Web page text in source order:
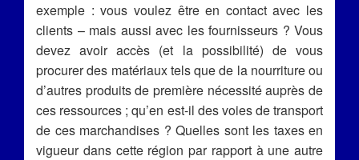
exemple : vous voulez être en contact avec les
clients – mais aussi avec les fournisseurs ? Vous
devez avoir accès (et la possibilité) de vous
procurer des matériaux tels que de la nourriture ou
d’autres produits de première nécessité auprès de
ces ressources ; qu’en est-il des voies de transport
de ces marchandises ? Quelles sont les taxes en
vigueur dans cette région par rapport à une autre